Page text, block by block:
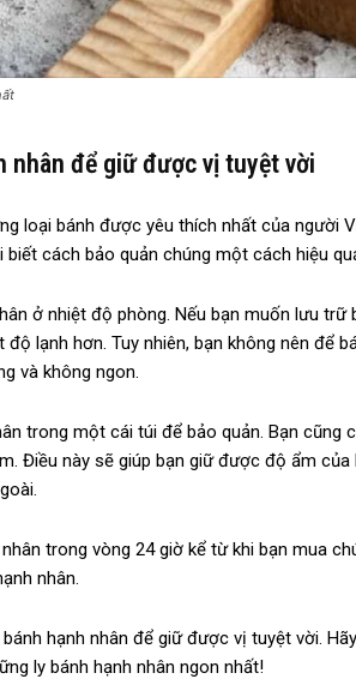
nhân để giữ được vị tuyệt vời
loại bánh được yêu thích nhất của người
biết cách bảo quản chúng một cách hiệu
ở nhiệt độ phòng. Nếu bạn muốn lưu trữ
lạnh hơn. Tuy nhiên, bạn không nên để
và không ngon.
trong một cái túi để bảo quản. Bạn cũng
Điều này sẽ giúp bạn giữ được độ ẩm của
trong vòng 24 giờ kể từ khi bạn mua
nhân.
hạnh nhân để giữ được vị tuyệt vời.
ly bánh hạnh nhân ngon nhất!